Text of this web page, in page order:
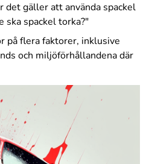
det gäller att använda spackel
ska spackel torka?"
på flera faktorer, inklusive
och miljöförhållandena där